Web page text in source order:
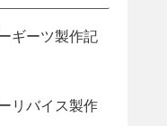
ギーツ製作記
リバイス製作